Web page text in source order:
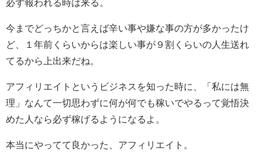
必ず報われる時は来る。
今までどっちかと言えば辛い事や嫌な事の方が多かったけ
ど、１年前くらいからは楽しい事が９割くらいの人生送れ
てるから上出来だね。
アフィリエイトというビジネスを知った時に、「私には無
理」なんて一切思わずに何が何でも稼いでやるって覚悟決
めた人なら必ず稼げるようになるよ。
本当にやってて良かった、アフィリエイト。